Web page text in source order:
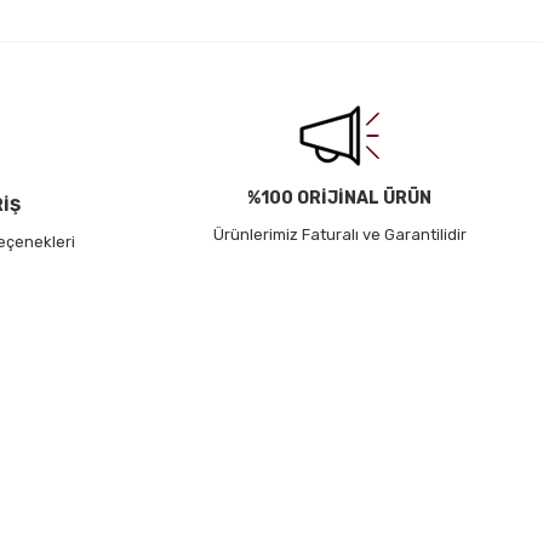
%100 ORİJİNAL ÜRÜN
Ürünlerimiz Faturalı ve Garantilidir